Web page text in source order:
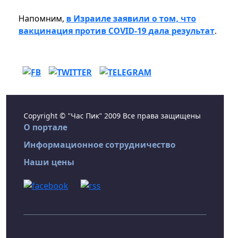
Напомним, в Израиле заявили о том, что
вакцинация против COVID-19 дала результат.
Copyright © "Час Пик" 2009 Все права защищены
О портале
Информационное сотрудничество
Наши цены